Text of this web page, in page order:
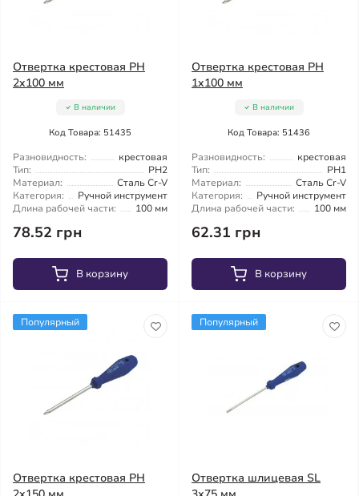
Отвертка крестовая PH
2x100 мм
В наличии
Код Товара: 51435
Разновидность:
крестовая
Тип:
PH2
Материал:
Сталь Cr-V
Категория:
Ручной инструмент
Длина рабочей части:
100 мм
78.52 грн
В корзину
Отвертка крестовая PH
1x100 мм
В наличии
Код Товара: 51436
Разновидность:
крестовая
Тип:
PH1
Материал:
Сталь Cr-V
Категория:
Ручной инструмент
Длина рабочей части:
100 мм
62.31 грн
В корзину
Популярный
Отвертка крестовая PH
Популярный
Отвертка шлицевая SL